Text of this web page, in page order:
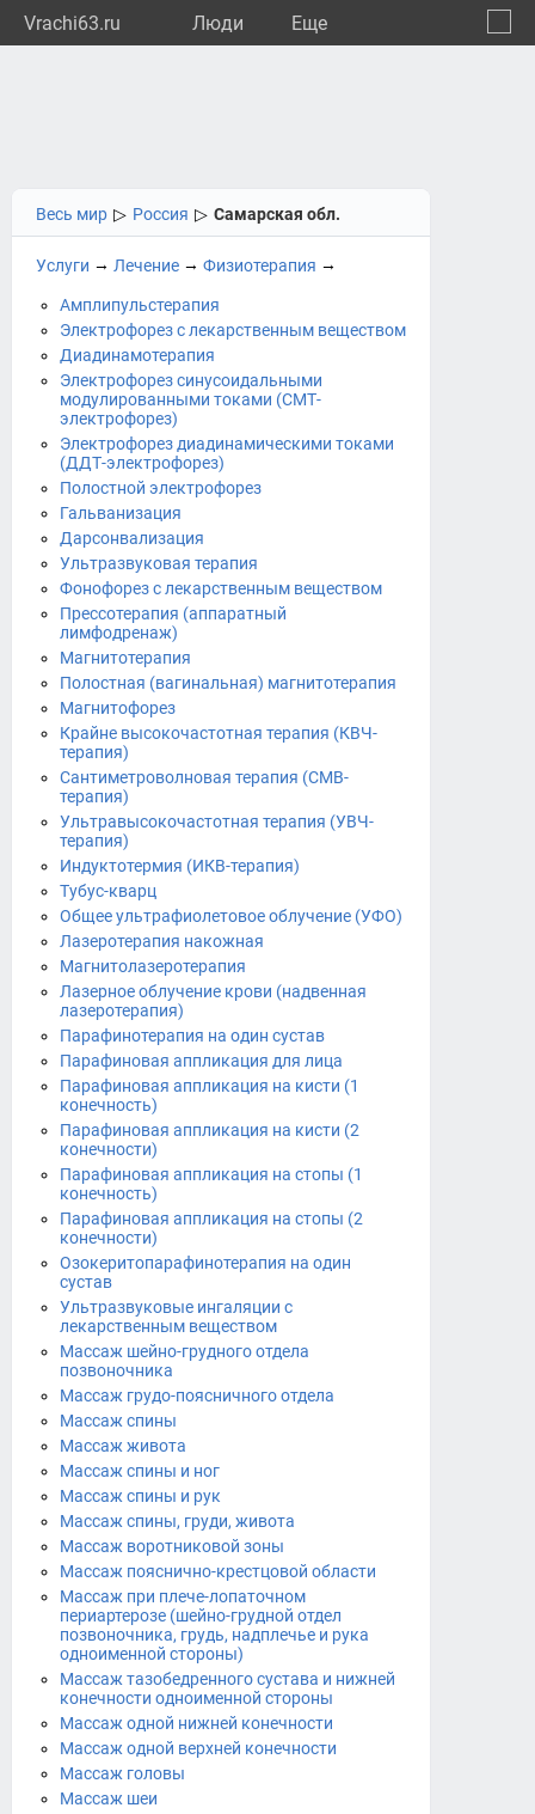
Vrachi63.ru Люди Eще
Весь мир ▷ Россия ▷ Самарская обл.
Услуги → Лечение → Физиотерапия →
Амплипульстерапия
Электрофорез с лекарственным веществом
Диадинамотерапия
Электрофорез синусоидальными
модулированными токами (СМТ-
электрофорез)
Электрофорез диадинамическими токами
(ДДТ-электрофорез)
Полостной электрофорез
Гальванизация
Дарсонвализация
Ультразвуковая терапия
Фонофорез с лекарственным веществом
Прессотерапия (аппаратный
лимфодренаж)
Магнитотерапия
Полостная (вагинальная) магнитотерапия
Магнитофорез
Крайне высокочастотная терапия (КВЧ-
терапия)
Сантиметроволновая терапия (СМВ-
терапия)
Ультравысокочастотная терапия (УВЧ-
терапия)
Индуктотермия (ИКВ-терапия)
Тубус-кварц
Общее ультрафиолетовое облучение (УФО)
Лазеротерапия накожная
Магнитолазеротерапия
Лазерное облучение крови (надвенная
лазеротерапия)
Парафинотерапия на один сустав
Парафиновая аппликация для лица
Парафиновая аппликация на кисти (1
конечность)
Парафиновая аппликация на кисти (2
конечности)
Парафиновая аппликация на стопы (1
конечность)
Парафиновая аппликация на стопы (2
конечности)
Озокеритопарафинотерапия на один
сустав
Ультразвуковые ингаляции с
лекарственным веществом
Массаж шейно-грудного отдела
позвоночника
Массаж грудо-поясничного отдела
Массаж спины
Массаж живота
Массаж спины и ног
Массаж спины и рук
Массаж спины, груди, живота
Массаж воротниковой зоны
Массаж пояснично-крестцовой области
Массаж при плече-лопаточном
периартерозе (шейно-грудной отдел
позвоночника, грудь, надплечье и рука
одноименной стороны)
Массаж тазобедренного сустава и нижней
конечности одноименной стороны
Массаж одной нижней конечности
Массаж одной верхней конечности
Массаж головы
Массаж шеи